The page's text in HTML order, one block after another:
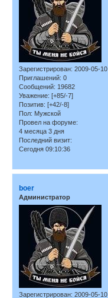
Зарегистрирован: 2009-05-10
Приглашений: 0
Сообщений: 19682
Уважение: [+85/-7]
Позитив: [+42/-8]
Пол: Мужской
Провел на форуме:
4 месяца 3 дня
Последний визит:
Сегодня 09:10:36
boer
Администратор
Зарегистрирован: 2009-05-10